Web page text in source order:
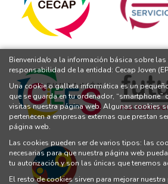
Bienvenida/o a la información básica sobre
responsabilidad de la entidad: Cecap Joven
Una cookie o galleta informática es un
que se guarda en tu ordenador, “smartphone”
visitas nuestra página web. Algunas cookies
pertenecen a empresas externas que prestan
página web.
Las cookies pueden ser de varios tipos: las
necesarias para que nuestra página web
tu autorización y son las únicas que tenemos
El resto de cookies sirven para mejorar